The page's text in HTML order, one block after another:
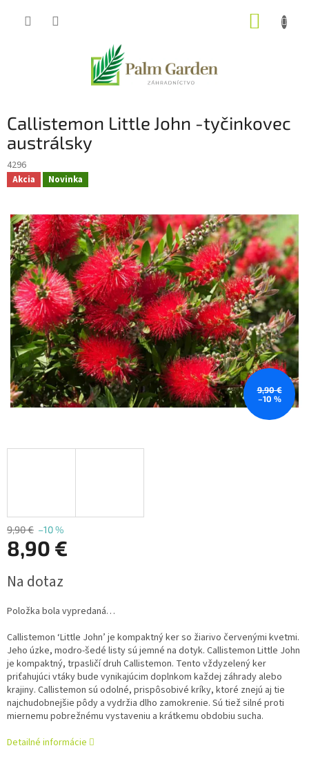
Callistemon Little John -tyčinkovec
austrálsky
4296
Akcia Novinka
9,90 €
–10 %
9,90 € –10 %
8,90 €
cena:
Na dotaz
Položka bola vypredaná…
Callistemon ‘Little John’ je kompaktný ker so žiarivo červenými kvetmi.
Jeho úzke, modro-šedé listy sú jemné na dotyk. Callistemon Little John
je kompaktný, trpasličí druh Callistemon. Tento vždyzelený ker
priťahujúci vtáky bude vynikajúcim doplnkom každej záhrady alebo
krajiny. Callistemon sú odolné, prispôsobivé kríky, ktoré znejú aj tie
najchudobnejšie pôdy a vydržia dlho zamokrenie. Sú tiež silné proti
miernemu pobrežnému vystaveniu a krátkemu obdobiu sucha.
Detailné informácie